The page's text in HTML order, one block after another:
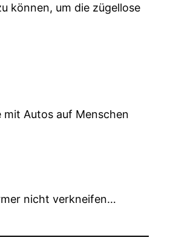
können, um die zügellose
Autos auf Menschen
nicht verkneifen…